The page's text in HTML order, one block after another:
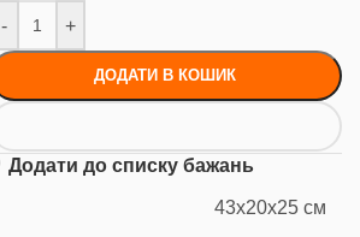
- +
ДОДАТИ В КОШИК
Додати до списку бажань
43x20x25 см